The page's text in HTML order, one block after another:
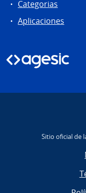
Categorias
Aplicaciones
Sitio oficial de